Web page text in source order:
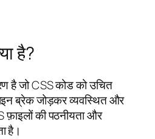
है?
है जो CSS कोड को उचित
ब्रेक जोड़कर व्यवस्थित और
फ़ाइलों की पठनीयता और
है।